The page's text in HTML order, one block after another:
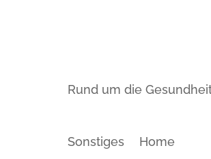
Rund um die
Sonstiges Home